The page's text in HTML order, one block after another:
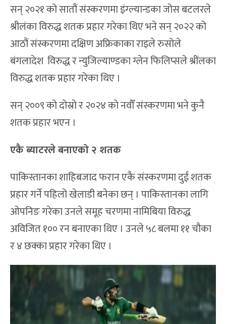
सन् २०२१ को सातौं संस्करणमा इंग्ल्यान्डका जोस बटलरले
श्रीलंका विरुद्ध शतक प्रहार गरेका थिए भने सन् २०२२ को
आठौं संस्करणमा दक्षिण अफ्रिकाका राइले रुसोले
बंगलादेश विरुद्ध र न्युजिल्याण्डका ग्लेन फिलिप्सले श्रींलका
विरुद्ध शतक प्रहार गरेका थिए ।
सन् २००९ को दोस्रो र २०२४ को नवौँ संस्करणमा भने कुनै
शतक प्रहार भएन ।
एकै ब्याटरले बनाएको २ शतक
पाकिस्तानका शाहिबजाद फरान एकै संस्करणमा दुई शतक
प्रहार गर्ने पहिलो खेलाडी बनेका छन् । पाकिस्तानका लागि
ओपनिङ गरेका उनले समूह चरणमा नामिबिया विरुद्ध
अविजित १०० रन बनाएका थिए । उनले ५८ बलमा ११ चौका
र ४ छक्का प्रहार गरेका थिए ।